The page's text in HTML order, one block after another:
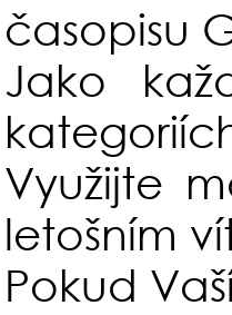
časopisu
Jako
Využijte
letošním
Pokud